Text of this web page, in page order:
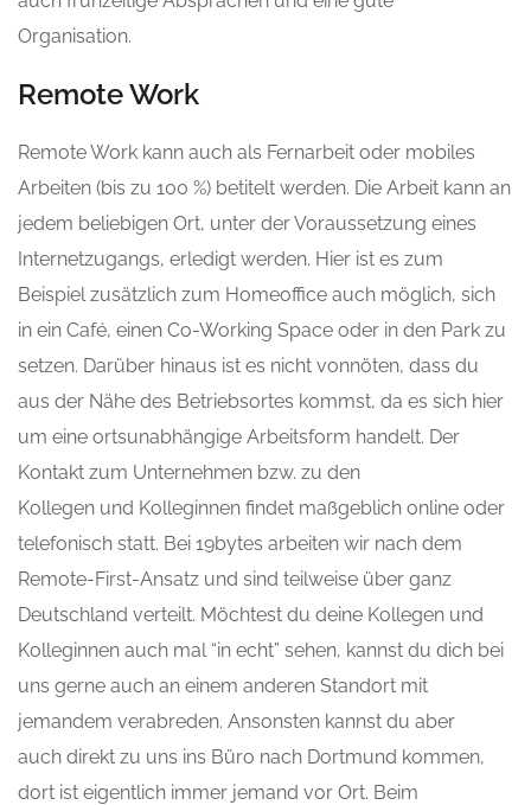
Organisation.
Remote Work
Remote Work kann auch als Fernarbeit oder mobiles
Arbeiten (bis zu 100 %) betitelt werden. Die Arbeit kann an
jedem beliebigen Ort, unter der Voraussetzung eines
Internetzugangs, erledigt werden. Hier ist es zum
Beispiel zusätzlich zum Homeoffice auch möglich, sich
in ein Café, einen Co-Working Space oder in den Park zu
setzen. Darüber hinaus ist es nicht vonnöten, dass du
aus der Nähe des Betriebsortes kommst, da es sich hier
um eine ortsunabhängige Arbeitsform handelt. Der
Kontakt zum Unternehmen bzw. zu den
Kollegen und Kolleginnen findet maßgeblich online oder
telefonisch statt. Bei 19bytes arbeiten wir nach dem
Remote-First-Ansatz und sind teilweise über ganz
Deutschland verteilt. Möchtest du deine Kollegen und
Kolleginnen auch mal “in echt” sehen, kannst du dich bei
uns gerne auch an einem anderen Standort mit
jemandem verabreden. Ansonsten kannst du aber
auch direkt zu uns ins Büro nach Dortmund kommen,
dort ist eigentlich immer jemand vor Ort. Beim